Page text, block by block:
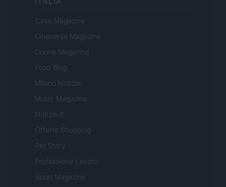
Casa Magazine
Cineverse Magazine
Donne Magazine
Food Blog
Milano Notizie
Motor Magazine
Notizie.it
Offerte Shopping
Pet Story
Professione Lavoro
Sport Magazine